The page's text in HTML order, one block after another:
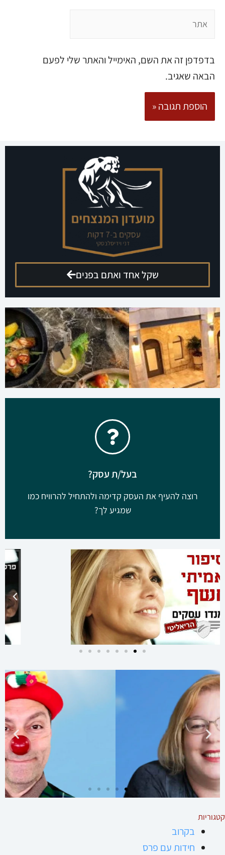
בדפדפן זה את השם, האימייל והאתר שלי לפעם
הבאה שאגיב.
שקל אחד ואתם בפנים
ארוחה זוגית מתנה
רוצים לזכות בארוחה זוגית במסעדת פראטלי בנתניה?
בעל/ת עסק?
רוצה להעיף את העסק קדימה ולהתחיל להרוויח כמו
שמגיע לך?
הגישו מועמדות לקומנדו עסקים
קבוצה מנצחת להשגת תוצאות ורווחים בליוויו של דני
וידיסלבסקי
ללחוץ כאן
שחקן, ליצן, יוצר, מנהל הסביבטרון - תיאטרון למען הסביבה
להכיר את דוד
קטגוריות
בקרוב
חידות עם פרס